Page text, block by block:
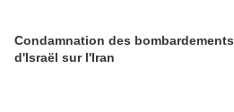
Condamnation des bombardements
d'Israël sur l'Iran